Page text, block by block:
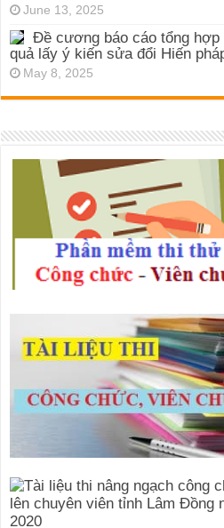
June 13, 2025
Đề cương báo cáo tổng hợp
quả lấy ý kiến sửa đổi Hiến
May 8, 2025